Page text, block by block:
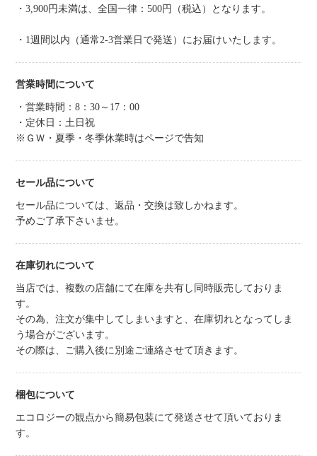
・3,900円未満は、全国一律：500円（税込）となります。
・1週間以内（通常2-3営業日で発送）にお届けいたします。
営業時間について
・営業時間：8：30～17：00
・定休日：土日祝
※ＧＷ・夏季・冬季休業時はページで告知
セール品について
セール品については、返品・交換は致しかねます。
予めご了承下さいませ。
在庫切れについて
当店では、複数の店舗にて在庫を共有し同時販売しておりま
す。
その為、注文が集中してしまいますと、在庫切れとなってしま
う場合がございます。
その際は、ご購入後に別途ご連絡させて頂きます。
梱包について
エコロジーの観点から簡易包装にて発送させて頂いておりま
す。